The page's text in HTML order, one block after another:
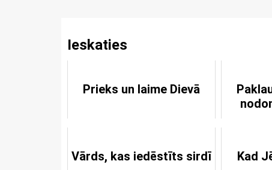
Ieskaties
Prieks un laime Dievā
Vārds, kas iedēstīts sirdī
Kad